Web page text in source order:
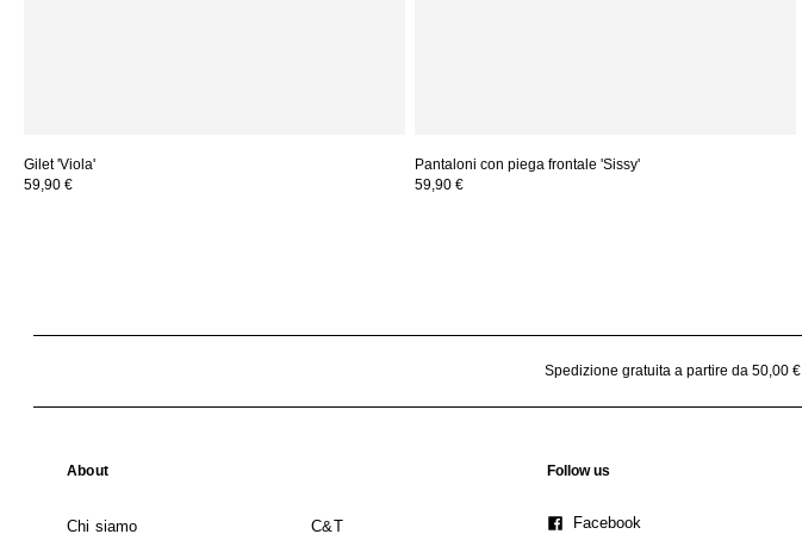
Gilet 'Viola'
59,90 €
Pantaloni con piega frontale 'Sissy'
59,90 €
Spedizione gratuita a partire da 50,00 €
About
Chi siamo C&T
Follow us
Facebook